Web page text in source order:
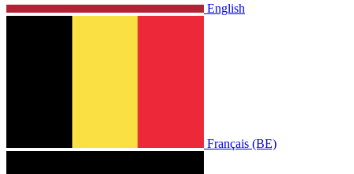
English
Français (BE)